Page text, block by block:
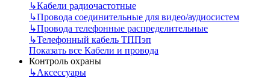
↳Кабели радиочастотные
↳Провода соединительные для видео/аудиосистем
↳Провода телефонные распределительные
↳Телефонный кабель ТППэп
Показать все Кабели и провода
Контроль охраны
↳Аксессуары